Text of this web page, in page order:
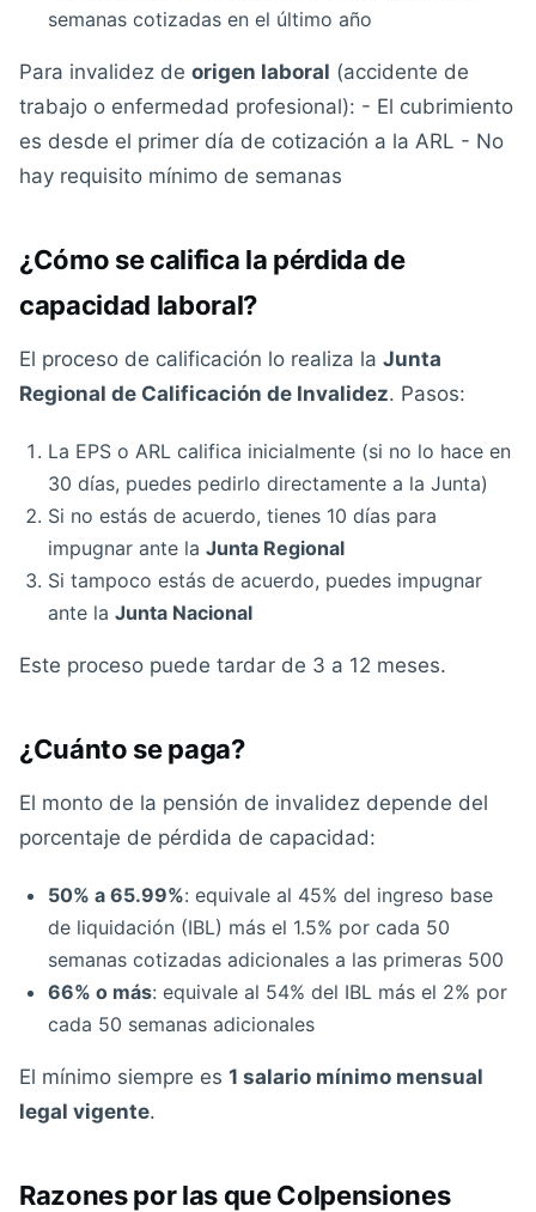
semanas cotizadas en el último año
Para invalidez de origen laboral (accidente de
trabajo o enfermedad profesional): - El cubrimiento
es desde el primer día de cotización a la ARL - No
hay requisito mínimo de semanas
¿Cómo se califica la pérdida de
capacidad laboral?
El proceso de calificación lo realiza la Junta
Regional de Calificación de Invalidez. Pasos:
La EPS o ARL califica inicialmente (si no lo hace en
30 días, puedes pedirlo directamente a la Junta)
Si no estás de acuerdo, tienes 10 días para
impugnar ante la Junta Regional
Si tampoco estás de acuerdo, puedes impugnar
ante la Junta Nacional
Este proceso puede tardar de 3 a 12 meses.
¿Cuánto se paga?
El monto de la pensión de invalidez depende del
porcentaje de pérdida de capacidad:
50% a 65.99%: equivale al 45% del ingreso base
de liquidación (IBL) más el 1.5% por cada 50
semanas cotizadas adicionales a las primeras 500
66% o más: equivale al 54% del IBL más el 2% por
cada 50 semanas adicionales
El mínimo siempre es 1 salario mínimo mensual
legal vigente.
Razones por las que Colpensiones